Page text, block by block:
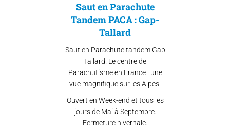
Saut en Parachute
Tandem PACA : Gap-
Tallard
Saut en Parachute tandem Gap
Tallard. Le centre de
Parachutisme en France ! une
vue magnifique sur les Alpes.
Ouvert en Week-end et tous les
jours de Mai à Septembre.
Fermeture hivernale.